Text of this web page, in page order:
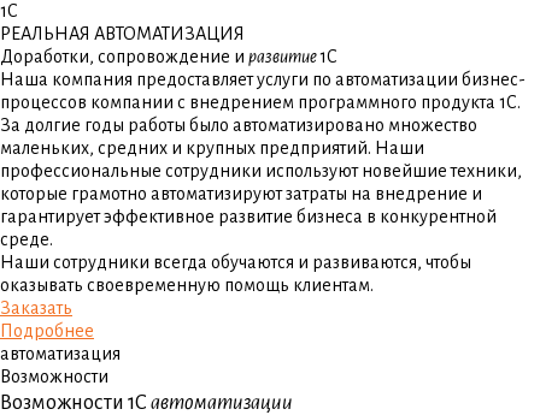
1С
РЕАЛЬНАЯ АВТОМАТИЗАЦИЯ
Доработки, сопровождение и развитие1С
Наша компания предоставляет услуги по автоматизации бизнес-
процессов компании с внедрением программного продукта 1С.
За долгие годы работы было автоматизировано множество
маленьких, средних и крупных предприятий. Наши
профессиональные сотрудники используют новейшие техники,
которые грамотно автоматизируют затраты на внедрение и
гарантирует эффективное развитие бизнеса в конкурентной
среде.
Наши сотрудники всегда обучаются и развиваются, чтобы
оказывать своевременную помощь клиентам.
Заказать
Подробнее
автоматизация
Возможности
Возможности 1С автоматизации